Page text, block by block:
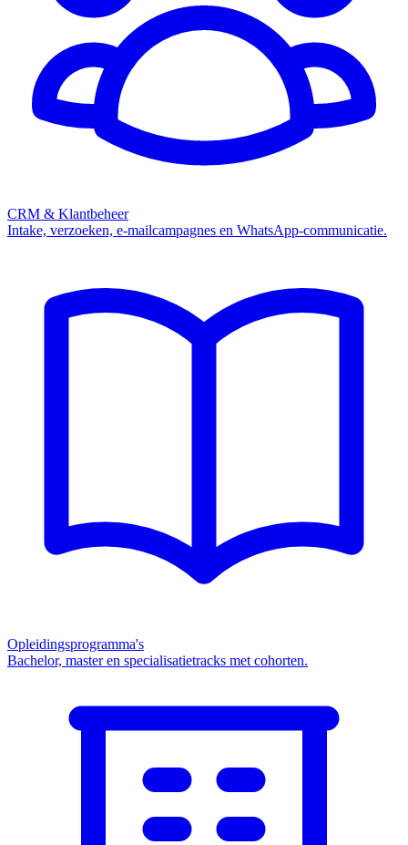
CRM & Klantbeheer
Intake, verzoeken, e-mailcampagnes en WhatsApp-communicatie.
Opleidingsprogramma's
Bachelor, master en specialisatietracks met cohorten.